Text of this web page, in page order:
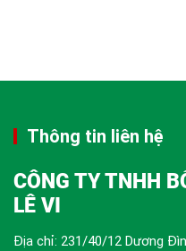
Thông tin liên hệ
CÔNG TY TNHH
LÊ VI
Địa chỉ: 231/40/12 Dương